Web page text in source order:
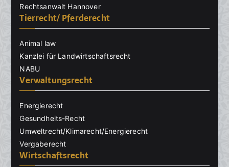
Rechtsanwalt Hannover
Tierrecht/ Pferderecht
Animal law
Kanzlei für Landwirtschaftsrecht
NABU
Verwaltungsrecht
Energierecht
Gesundheits-Recht
Umweltrecht/Klimarecht/Energierecht
Vergaberecht
Wirtschaftsrecht